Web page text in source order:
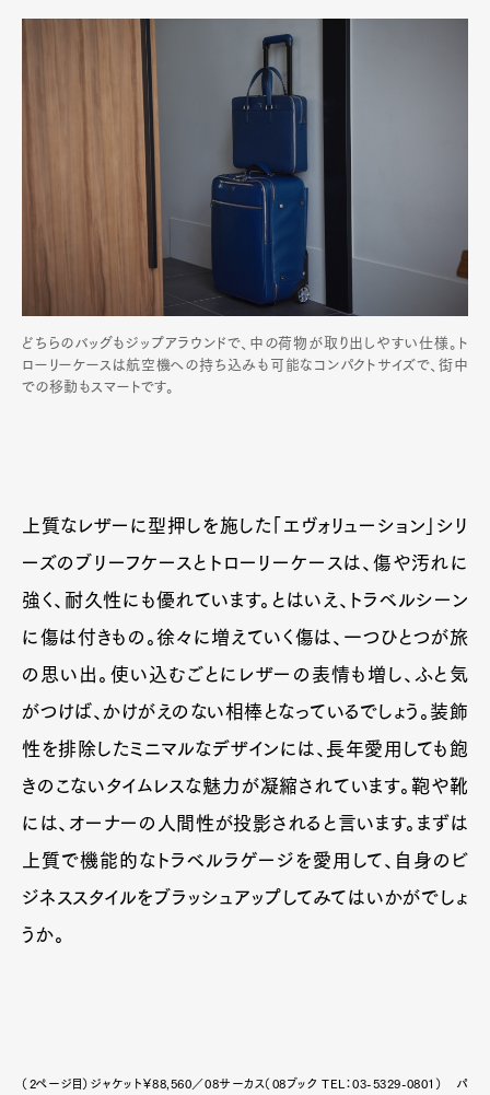
どちらのバッグもジップアラウンドで、中の荷物が取り出しやすい仕様。ト
ローリーケースは航空機への持ち込みも可能なコンパクトサイズで、街中
での移動もスマートです。
上質なレザーに型押しを施した「エヴォリューション」シリ
ーズのブリーフケースとトローリーケースは、傷や汚れに
強く、耐久性にも優れています。とはいえ、トラベルシーン
に傷は付きもの。徐々に増えていく傷は、一つひとつが旅
の思い出。使い込むごとにレザーの表情も増し、ふと気
がつけば、かけがえのない相棒となっているでしょう。装飾
性を排除したミニマルなデザインには、長年愛用しても飽
きのこないタイムレスな魅力が凝縮されています。鞄や靴
には、オーナーの人間性が投影されると言います。まずは
上質で機能的なトラベルラゲージを愛用して、自身のビ
ジネススタイルをブラッシュアップしてみてはいかがでしょ
うか。
（2ページ目）ジャケット￥88,560／08サーカス（08ブック TEL：03-5329-0801） パ